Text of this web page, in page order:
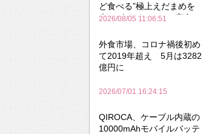
ど食べる”極上えだまめを
森のビアガーデンで実食
2026/08/05 11:06:51
外食市場、コロナ禍後初め
て2019年超え 5月は3282
億円に
2026/07/01 16:24:15
QIROCA、ケーブル内蔵の
10000mAhモバイルバッテ